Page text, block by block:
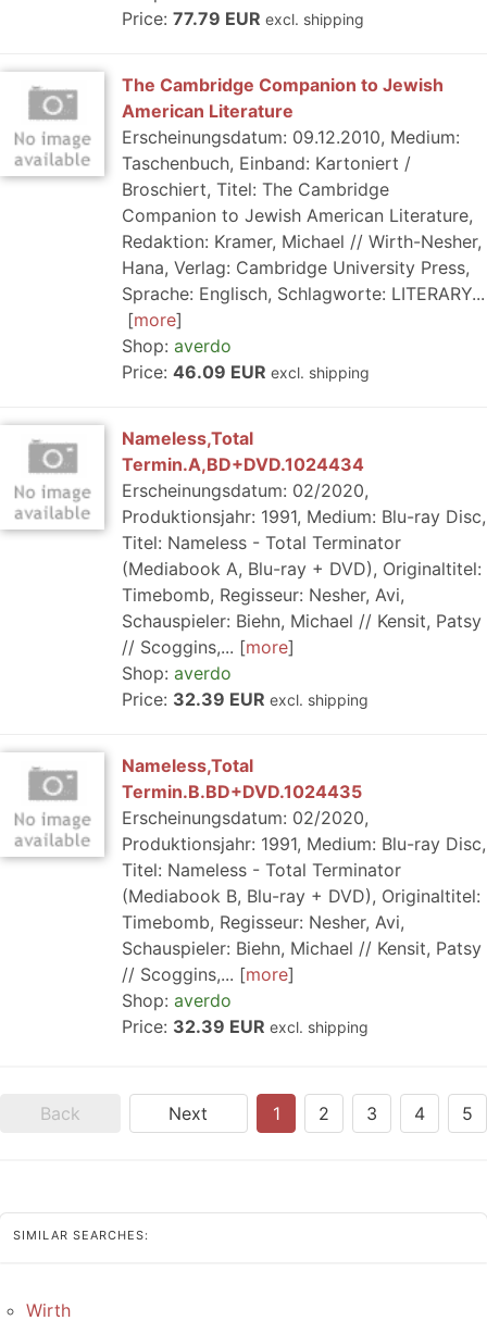
Price: 77.79 EUR excl. shipping
The Cambridge Companion to Jewish
American Literature
Erscheinungsdatum: 09.12.2010, Medium:
Taschenbuch, Einband: Kartoniert /
Broschiert, Titel: The Cambridge
Companion to Jewish American Literature,
Redaktion: Kramer, Michael // Wirth-Nesher,
Hana, Verlag: Cambridge University Press,
Sprache: Englisch, Schlagworte: LITERARY...
more
Shop: averdo
Price: 46.09 EUR excl. shipping
Nameless,Total
Termin.A,BD+DVD.1024434
Erscheinungsdatum: 02/2020,
Produktionsjahr: 1991, Medium: Blu-ray Disc,
Titel: Nameless - Total Terminator
(Mediabook A, Blu-ray + DVD), Originaltitel:
Timebomb, Regisseur: Nesher, Avi,
Schauspieler: Biehn, Michael // Kensit, Patsy
// Scoggins,...
more
Shop: averdo
Price: 32.39 EUR excl. shipping
Nameless,Total
Termin.B.BD+DVD.1024435
Erscheinungsdatum: 02/2020,
Produktionsjahr: 1991, Medium: Blu-ray Disc,
Titel: Nameless - Total Terminator
(Mediabook B, Blu-ray + DVD), Originaltitel:
Timebomb, Regisseur: Nesher, Avi,
Schauspieler: Biehn, Michael // Kensit, Patsy
// Scoggins,...
more
Shop: averdo
Price: 32.39 EUR excl. shipping
Back Next 1 2 3 4 5
SIMILAR SEARCHES:
Wirth